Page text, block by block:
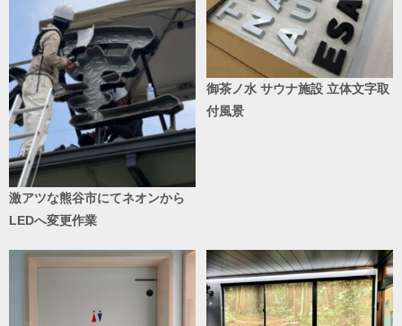
激アツな熊谷市にてネオンから
LEDへ変更作業
御茶ノ水 サウナ施設 立体文字取
付風景